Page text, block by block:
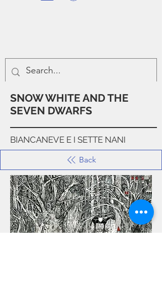
SNOW WHITE AND THE
SEVEN DWARFS
BIANCANEVE E I SETTE NANI
Back